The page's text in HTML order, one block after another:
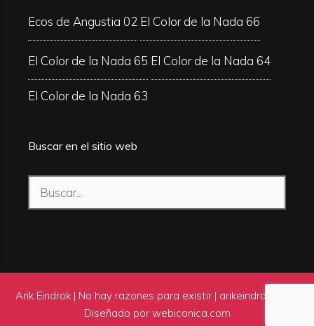
Ecos de Angustia 02 El Color de la Nada 66
El Color de la Nada 65 El Color de la Nada 64
El Color de la Nada 63
Buscar en el sitio web
Arik Eindrok | No hay razones para existir | arikeindrok.com
Diseñado por webiconica.com